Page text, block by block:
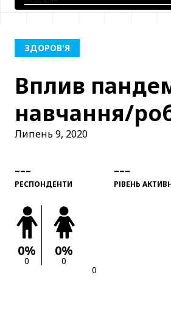
ЗДОРОВ'Я
Вплив
навчання/
Липень 9, 2020
---
РЕСПОНДЕНТИ
---
РІВЕНЬ
0%
0
0%
0
0